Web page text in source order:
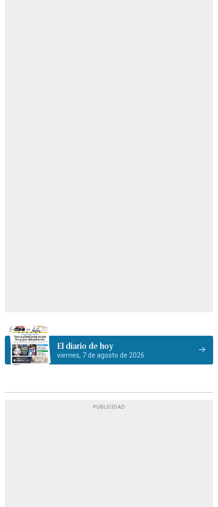
El diario de hoy
viernes, 7 de agosto de 2026
PUBLICIDAD